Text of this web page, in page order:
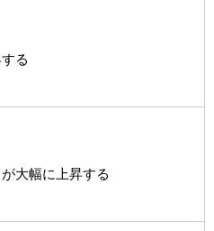
る
大幅に上昇する